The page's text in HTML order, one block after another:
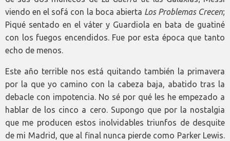
viendo en el sofá con la boca abierta Los Problemas Crecen;
Piqué sentado en el váter y Guardiola en bata de guatiné
con los fuegos encendidos. Fue por esta época que tanto
echo de menos.
Este año terrible nos está quitando también la primavera
por la que yo camino con la cabeza baja, abatido tras la
debacle con impotencia. No sé por qué les he empezado a
hablar de los cinco a cero. Supongo que por la nostalgia
que me producen estos inolvidables triunfos de desquite
de mi Madrid, que al final nunca pierde como Parker Lewis.